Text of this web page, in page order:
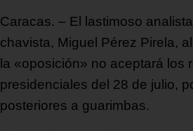
Caracas. – El lastimoso
chavista, Miguel Pérez Pirela,
la «oposición» no aceptará los
presidenciales del 28 de julio,
posteriores a guarimbas.